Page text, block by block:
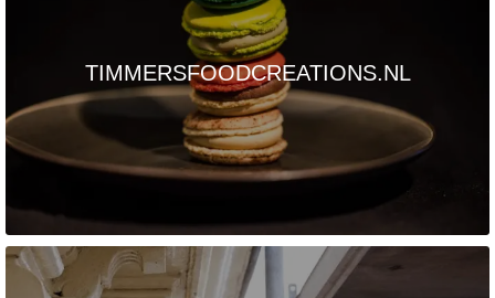
TIMMERSFOODCREATIONS.NL